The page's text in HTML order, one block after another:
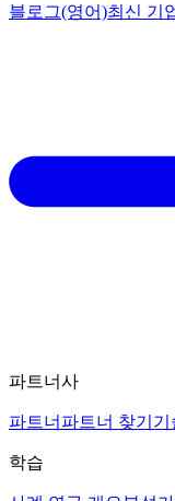
블로그(영어)최신 기
파트너사
파트너 파트너 찾기 기
학습